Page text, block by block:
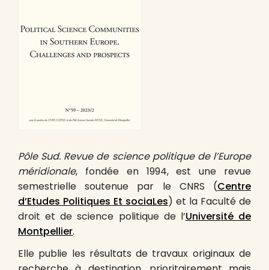
Pôle Sud. Revue de science politique de l’Europe
méridionale, fondée en 1994, est une revue
semestrielle soutenue par le CNRS (Centre
d’Etudes Politiques Et sociaLes) et la Faculté de
droit et de science politique de l’Université de
Montpellier.
Elle publie les résultats de travaux originaux de